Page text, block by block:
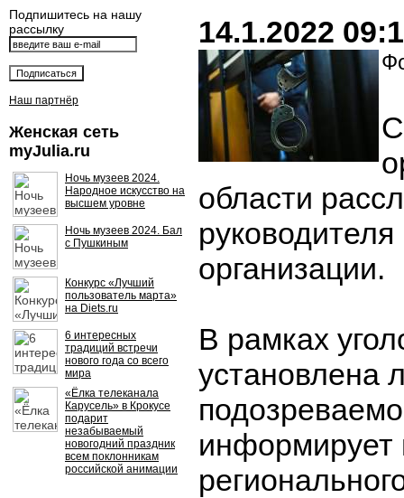
Подпишитесь на нашу
рассылку
Наш партнёр
Женская сеть
myJulia.ru
Ночь музеев 2024.
Народное искусство на
высшем уровне
Ночь музеев 2024. Бал
с Пушкиным
Конкурс «Лучший
пользователь марта»
на Diets.ru
6 интересных
традиций встречи
нового года со всего
мира
«Ёлка телеканала
Карусель» в Крокусе
подарит
незабываемый
новогодний праздник
всем поклонникам
российской анимации
14.1.2022
области
организации.
В рамках
установлена
информирует